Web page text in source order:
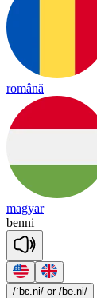
română
magyar
benni
/ˈbɛ.ni/ or /be.ni/